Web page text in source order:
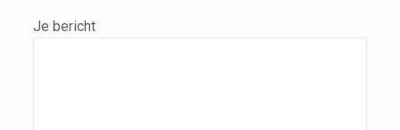
Je bericht